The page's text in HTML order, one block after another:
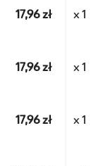
17,96 zł x 1
17,96 zł x 1
17,96 zł x 1